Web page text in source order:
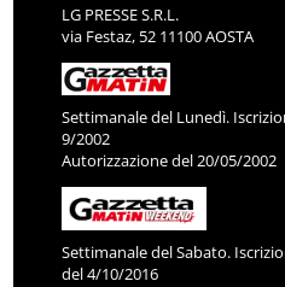
LG PRESSE S.R.L.
via Festaz, 52 11100 AOSTA
Settimanale del Lunedì.
9/2002
Autorizzazione del 20/05/2002
Settimanale del Sabato.
del 4/10/2016